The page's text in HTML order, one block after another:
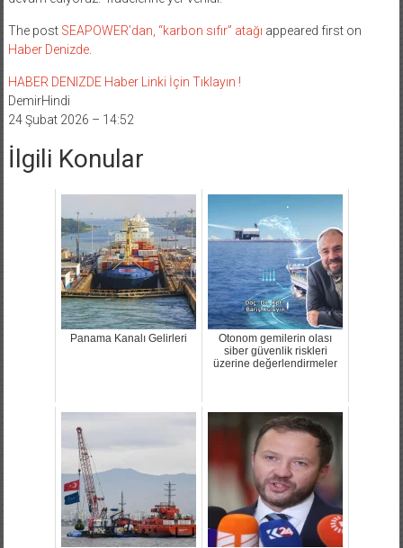
The post SEAPOWER’dan, “karbon sıfır” atağı appeared first on
Haber Denizde.
HABER DENIZDE Haber Linki İçin Tıklayın !
DemirHindi
24 Şubat 2026 – 14:52
İlgili Konular
Panama Kanalı Gelirleri
Otonom gemilerin olası
siber güvenlik riskleri
üzerine değerlendirmeler